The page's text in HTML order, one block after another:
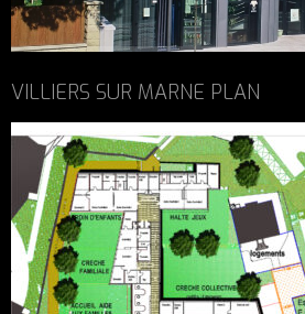
VILLIERS SUR MARNE PLAN